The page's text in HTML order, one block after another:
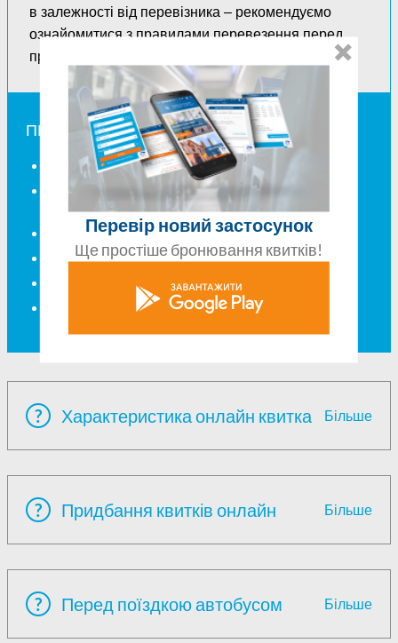
в залежності від перевізника – рекомендуємо
ознайомитися з правилами перевезення перед
придбанням квитка.
ПЕРЕВЕЗЕННЯ БАГАЖУ ТА ТВАРИН
Скільки багажу можна взяти?
Чи можна перевозити велосипед
автобусом?
Які умови перевезення багажу для дітей?
Додатковий багаж для інваліда
Які умови для перевезення тварин?
Що робити, якщо ваш багаж загублений
? Характеристика онлайн квитка Більше
? Придбання квитків онлайн Більше
? Перед поїздкою автобусом Більше
Перевір новий застосунок
Ще простіше бронювання квитків!